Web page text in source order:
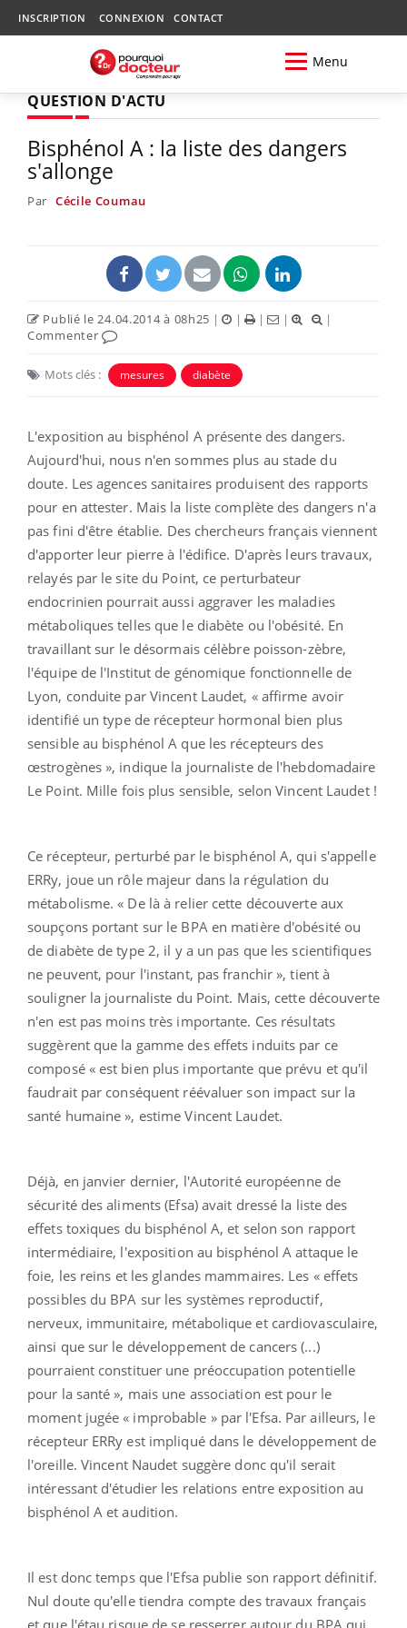
INSCRIPTION CONNEXION CONTACT
Menu
QUESTION D'ACTU
Bisphénol A : la liste des dangers
s'allonge
Par Cécile Coumau
Publié le 24.04.2014 à 08h25 | | | |
|
Commenter
Mots clés : mesures diabète
L'exposition au bisphénol A présente des dangers.
Aujourd'hui, nous n'en sommes plus au stade du
doute. Les agences sanitaires produisent des rapports
pour en attester. Mais la liste complète des dangers n'a
pas fini d'être établie. Des chercheurs français viennent
d'apporter leur pierre à l'édifice. D'après leurs travaux,
relayés par le site du Point, ce perturbateur
endocrinien pourrait aussi aggraver les maladies
métaboliques telles que le diabète ou l'obésité. En
travaillant sur le désormais célèbre poisson-zèbre,
l'équipe de l'Institut de génomique fonctionnelle de
Lyon, conduite par Vincent Laudet, « affirme avoir
identifié un type de récepteur hormonal bien plus
sensible au bisphénol A que les récepteurs des
œstrogènes », indique la journaliste de l'hebdomadaire
Le Point. Mille fois plus sensible, selon Vincent Laudet !
Ce récepteur, perturbé par le bisphénol A, qui s'appelle
ERRy, joue un rôle majeur dans la régulation du
métabolisme. « De là à relier cette découverte aux
soupçons portant sur le BPA en matière d'obésité ou
de diabète de type 2, il y a un pas que les scientifiques
ne peuvent, pour l'instant, pas franchir », tient à
souligner la journaliste du Point. Mais, cette découverte
n'en est pas moins très importante. Ces résultats
suggèrent que la gamme des effets induits par ce
composé « est bien plus importante que prévu et qu'il
faudrait par conséquent réévaluer son impact sur la
santé humaine », estime Vincent Laudet.
Déjà, en janvier dernier, l'Autorité européenne de
sécurité des aliments (Efsa) avait dressé la liste des
effets toxiques du bisphénol A, et selon son rapport
intermédiaire, l'exposition au bisphénol A attaque le
foie, les reins et les glandes mammaires. Les « effets
possibles du BPA sur les systèmes reproductif,
nerveux, immunitaire, métabolique et cardiovasculaire,
ainsi que sur le développement de cancers (...)
pourraient constituer une préoccupation potentielle
pour la santé », mais une association est pour le
moment jugée « improbable » par l'Efsa. Par ailleurs, le
récepteur ERRy est impliqué dans le développement de
l'oreille. Vincent Naudet suggère donc qu'il serait
intéressant d'étudier les relations entre exposition au
bisphénol A et audition.
Il est donc temps que l'Efsa publie son rapport définitif.
Nul doute qu'elle tiendra compte des travaux français
et que l'étau risque de se resserrer autour du BPA qui